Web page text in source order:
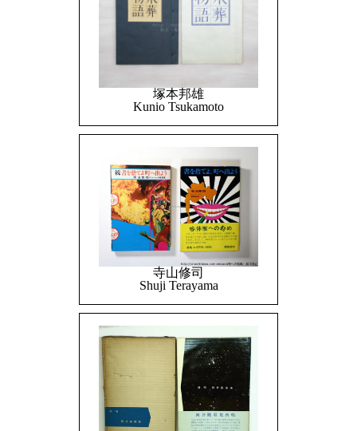
塚本邦雄
Kunio Tsukamoto
寺山修司
Shuji Terayama